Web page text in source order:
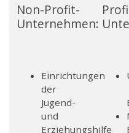
Non-Profit-
Unternehmen:
Einrichtungen
der
Jugend-
und
Erziehungshilfe